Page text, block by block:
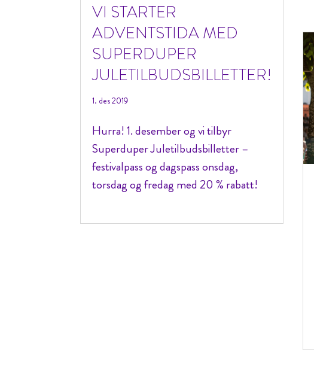
VI STARTER
ADVENTSTIDA MED
SUPERDUPER
JULETILBUDSBILLETTER!
1. des 2019
Hurra! 1. desember og vi tilbyr
Superduper Juletilbudsbilletter –
festivalpass og dagspass onsdag,
torsdag og fredag med 20 % rabatt!